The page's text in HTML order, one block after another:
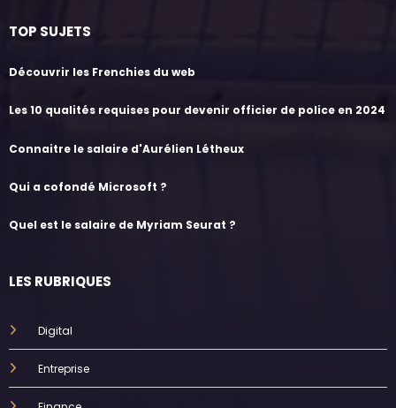
TOP SUJETS
Découvrir les Frenchies du web
Les 10 qualités requises pour devenir officier de police en 2024
Connaitre le salaire d'Aurélien Létheux
Qui a cofondé Microsoft ?
Quel est le salaire de Myriam Seurat ?
LES RUBRIQUES
Digital
Entreprise